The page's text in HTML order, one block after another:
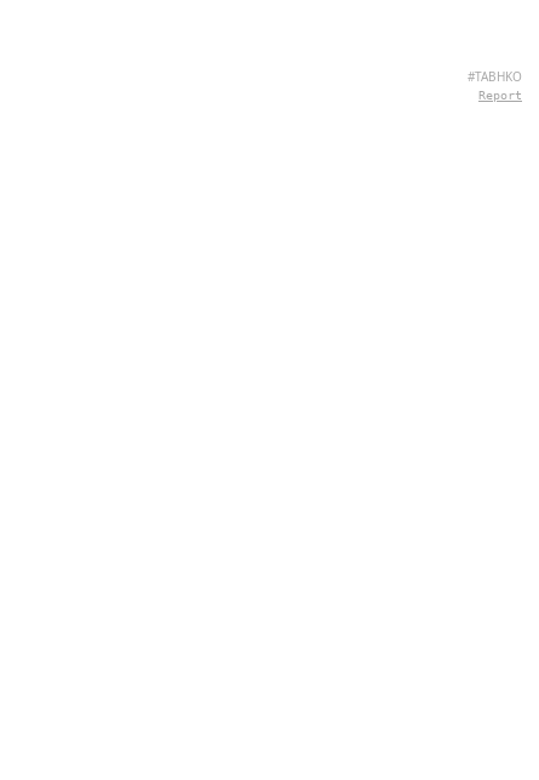
#TABHKO
Report